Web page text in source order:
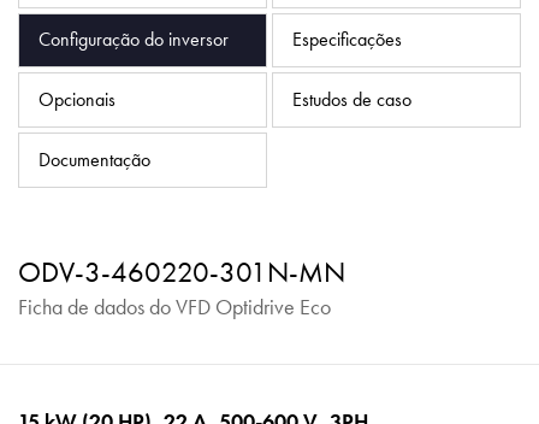
Configuração do inversor Especificações
Opcionais Estudos de caso
Documentação
ODV-3-460220-301N-MN
Ficha de dados do VFD Optidrive Eco
Mapa do site
iSource Logar